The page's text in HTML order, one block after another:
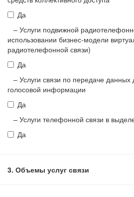
Да
– Услуги подвижной
использовании бизнес-модели
радиотелефонной связи)
Да
– Услуги связи по передаче
голосовой информации
Да
– Услуги телефонной связи в
Да
Объемы услуг связи